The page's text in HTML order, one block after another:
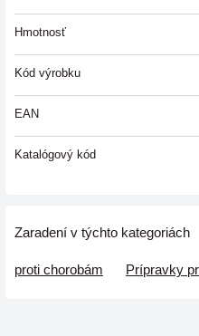
Hmotnosť
Kód výrobku
EAN
Katalógový kód
Zaradení v týchto kategoriách
proti chorobám Prípravky